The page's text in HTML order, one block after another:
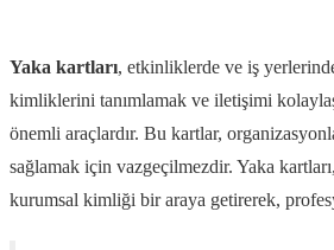
Yaka kartları, etkinliklerde ve iş yerlerinde
kimliklerini tanımlamak ve iletişimi
önemli araçlardır. Bu kartlar,
sağlamak için vazgeçilmezdir. Yaka
kurumsal kimliği bir araya getirerek,